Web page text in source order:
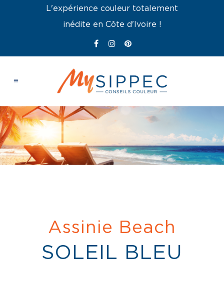
L'expérience couleur totalement
inédite en Côte d'Ivoire !
Assinie Beach
SOLEIL BLEU